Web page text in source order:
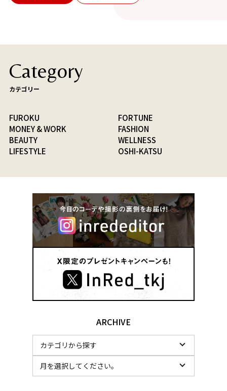
Category
カテゴリー
FUROKU
FORTUNE
MONEY & WORK
FASHION
BEAUTY
WELLNESS
LIFESTYLE
OSHI-KATSU
ARCHIVE